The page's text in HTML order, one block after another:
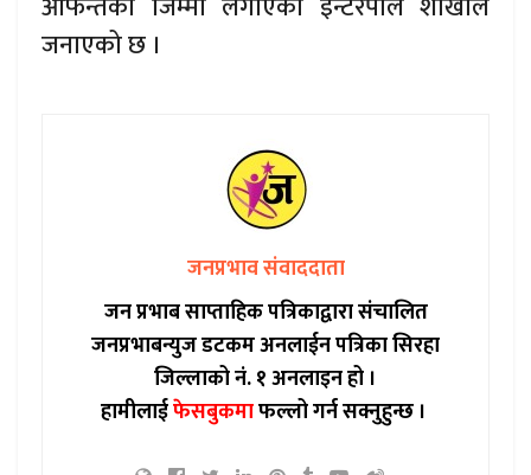
जनाएको छ ।
जनप्रभाव संवाददाता
जन प्रभाब साप्ताहिक पत्रिकाद्वारा संचालित
जनप्रभाबन्युज डटकम अनलाईन पत्रिका सिरहा
जिल्लाको नं. १ अनलाइन हो ।
हामीलाईफेसबुकमाफल्लो गर्न सक्नुहुन्छ ।